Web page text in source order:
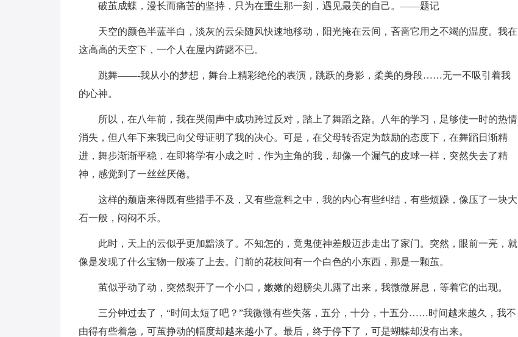
破茧成蝶，漫长而痛苦的坚持，只为在重生那一刻，遇见最美的自己。——题记
天空的颜色半蓝半白，淡灰的云朵随风快速地移动，阳光掩在云间，吝啬它用之不竭的温度。我在
这高高的天空下，一个人在屋内踌躇不已。
跳舞——-我从小的梦想，舞台上精彩绝伦的表演，跳跃的身影，柔美的身段……无一不吸引着我
的心神。
所以，在八年前，我在哭闹声中成功跨过反对，踏上了舞蹈之路。八年的学习，足够使一时的热情
消失，但八年下来我已向父母证明了我的决心。可是，在父母转否定为鼓励的态度下，在舞蹈日渐精
进，舞步渐渐平稳，在即将学有小成之时，作为主角的我，却像一个漏气的皮球一样，突然失去了精
神，感觉到了一丝丝厌倦。
这样的颓唐来得既有些措手不及，又有些意料之中，我的内心有些纠结，有些烦躁，像压了一块大
石一般，闷闷不乐。
此时，天上的云似乎更加黯淡了。不知怎的，竟鬼使神差般迈步走出了家门。突然，眼前一亮，就
像是发现了什么宝物一般凑了上去。门前的花枝间有一个白色的小东西，那是一颗茧。
茧似乎动了动，突然裂开了一个小口，嫩嫩的翅膀尖儿露了出来，我微微屏息，等着它的出现。
三分钟过去了，“时间太短了吧？”我微微有些失落，五分，十分，十五分……时间越来越久，我不
由得有些着急，可茧挣动的幅度却越来越小了。最后，终于停下了，可是蝴蝶却没有出来。